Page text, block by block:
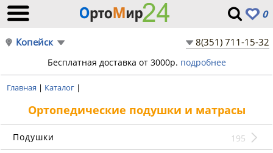
0
Копейск 8(351) 711-15-32
Бесплатная доставка от 3000р. подробнее
Главная | Каталог |
Ортопедические подушки и матрасы
Подушки 195